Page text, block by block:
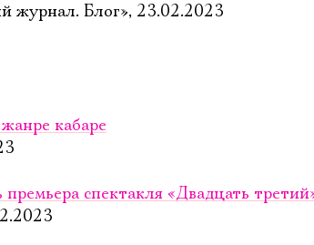
журнал. Блог», 23.02.2023
кабаре
спектакля «Двадцать